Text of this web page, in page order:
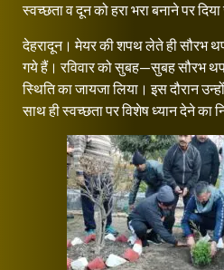
स्वच्छता व दून को हरा भरा बनाने पर दिया
देहरादून। मेयर की शपथ लेते ही सौरभ
गये हैं। रविवार को सुबह—सुबह सौरभ
स्थिति का जायजा लिया। इस दौरान
साथ ही स्वच्छता पर विशेष ध्यान देने का